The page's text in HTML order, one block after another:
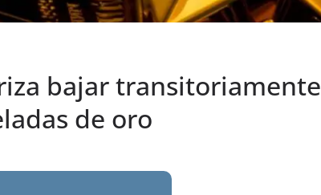
bajar transitoriamente
de oro